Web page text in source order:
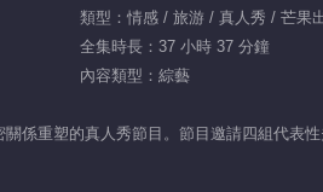
類型：情感 / 旅游 / 真人秀 / 芒果
全集時長：37 小時 37 分鐘
內容類型：綜藝
係重塑的真人秀節目。節目邀請四組代表